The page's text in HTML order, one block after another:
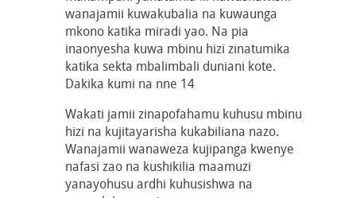
wanajamii kuwakubalia na kuwaunga
mkono katika miradi yao. Na pia
inaonyesha kuwa mbinu hizi zinatumika
katika sekta mbalimbali duniani kote.
Dakika kumi na nne 14
Wakati jamii zinapofahamu kuhusu mbinu
hizi na kujitayarisha kukabiliana nazo.
Wanajamii wanaweza kujipanga kwenye
nafasi zao na kushikilia maamuzi
yanayohusu ardhi kuhusishwa na